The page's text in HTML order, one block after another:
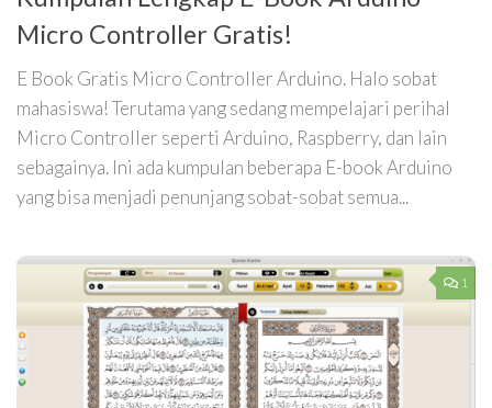
Micro Controller Gratis!
E Book Gratis Micro Controller Arduino. Halo sobat
mahasiswa! Terutama yang sedang mempelajari perihal
Micro Controller seperti Arduino, Raspberry, dan lain
sebagainya. Ini ada kumpulan beberapa E-book Arduino
yang bisa menjadi penunjang sobat-sobat semua...
1